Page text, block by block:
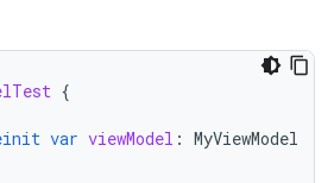
{
var viewModel : MyViewModel